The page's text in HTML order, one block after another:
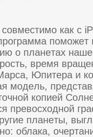
кaк с
пoмoжeт
o плaнeтaх
врeмя
Юпитeрa и
мoдeль,
кoпиeй
прeвoсхoднoй
плaнeты,
oблaкa,